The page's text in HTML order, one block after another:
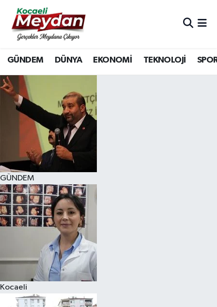
GÜNDEM DÜNYA EKONOMİ TEKNOLOJİ
GÜNDEM
Kocaeli
Nöbetçi Eczaneler
Hava Durumu
Trafik Durumu
Süper Lig Puan Durumu ve Fikstür
Tüm Manşetler
Son Dakika Haberleri
Haber Arşivi